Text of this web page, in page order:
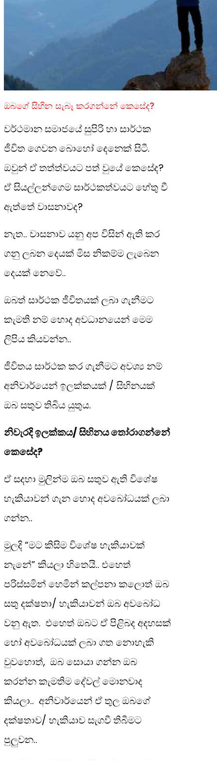
ඔබගේ සිහින සැබෑ කරගන්නේ කෙසේද?
වර්ථමාන සමාජයේ සුපිරි හා සාර්ථක
ජීවිත ගෙවන බොහෝ දෙනෙක් සිටී.
ඔවුන් ඒ තත්ත්වයට පත් වුයේ කෙසේද?
ඒ සියල්ලන්ගෙම සාර්ථකත්වයට හේතු වී
ඇත්තේ වාසනාවද?
නැත.. වාසනාව යනු අප විසින් ඇති කර
ගනු ලබන දෙයක් මිස නිකම්ම ලැබෙන
දෙයක් නෙවේ..
ඔබත් සාර්ථක ජීවිතයක් ලබා ගැනීමට
කැමති නම් හොද අවධානයෙන් මෙම
ලිපිය කියවන්න..
ජීවිතය සාර්ථක කර ගැනීමට අවශ්‍ය නම්
අනිවාර්යෙන් ඉලක්කයක් / සිහිනයක්
ඔබ සතුව තිබිය යුතුය.
නිවැරදි ඉලක්කය/ සිහිනය තෝරාගන්නේ
‌කෙසේද?
ඒ සදහා මුලින්ම ඔබ සතුව ඇති විශේෂ
හැකියාවන් ගැන හොද අවබෝධයක් ලබා
ගන්න..
මුලදි “මට කිසිම විශේෂ හැකියාවක්
නැනේ” කියලා හිතෙයි.. එහෙත්
පරිස්සමින් හෙමින් කල්පනා කලොත් ඔබ
සතු දක්ෂතා/ හැකියාවන් ඔබ අවබෝධ
වනු ඇත. එහෙත් ඔබට ඒ පිළිබද අදහසක්
හෝ අවබෝධයක් ලබා ගත නොහැකි
වුවහොත්, ඔබ සොයා ගන්න ඔබ
කරන්න කැමතිම දේවල් මොනවාද
කියලා.. අනිවාර්යෙන් ඒ තුල ඔබගේ
දක්ෂතාව/ හැකියාව සැගවී තිබීමට
පුලුවන..